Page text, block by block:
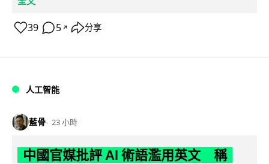
39 5 ↗ 分享
人工智能
藍骨 23 小時
中國官媒批評 AI 術語濫用英文 稱